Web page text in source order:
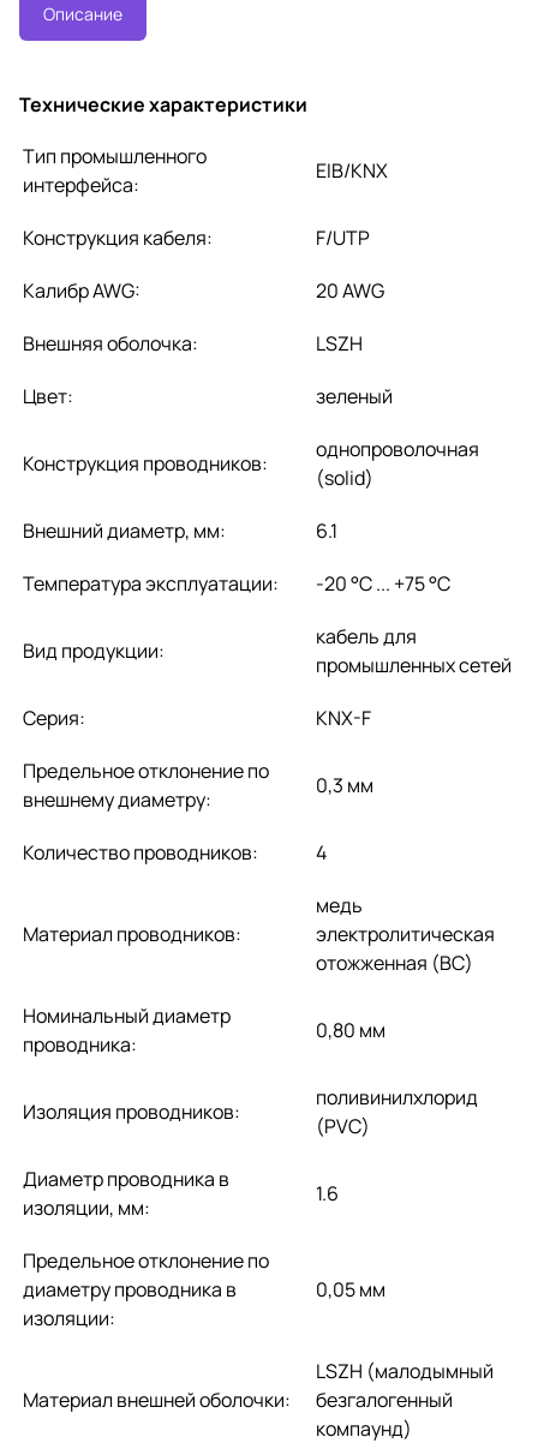
Описание
Технические характеристики
Тип промышленного
интерфейса:
EIB/KNX
Конструкция кабеля:
F/UTP
Калибр AWG:
20 AWG
Внешняя оболочка:
LSZH
Цвет:
зеленый
Конструкция проводников:
однопроволочная
(solid)
Внешний диаметр, мм:
6.1
Температура эксплуатации:
-20 °C ... +75 °C
Вид продукции:
кабель для
промышленных сетей
Серия:
KNX-F
Предельное отклонение по
внешнему диаметру:
0,3 мм
Количество проводников: 4
Материал проводников:
медь
электролитическая
отожженная (BC)
Номинальный диаметр
проводника:
0,80 мм
Изоляция проводников:
поливинилхлорид
(PVC)
Диаметр проводника в
изоляции, мм:
1.6
Предельное отклонение по
диаметру проводника в
изоляции:
0,05 мм
Материал внешней оболочки:
LSZH (малодымный
безгалогенный
компаунд)